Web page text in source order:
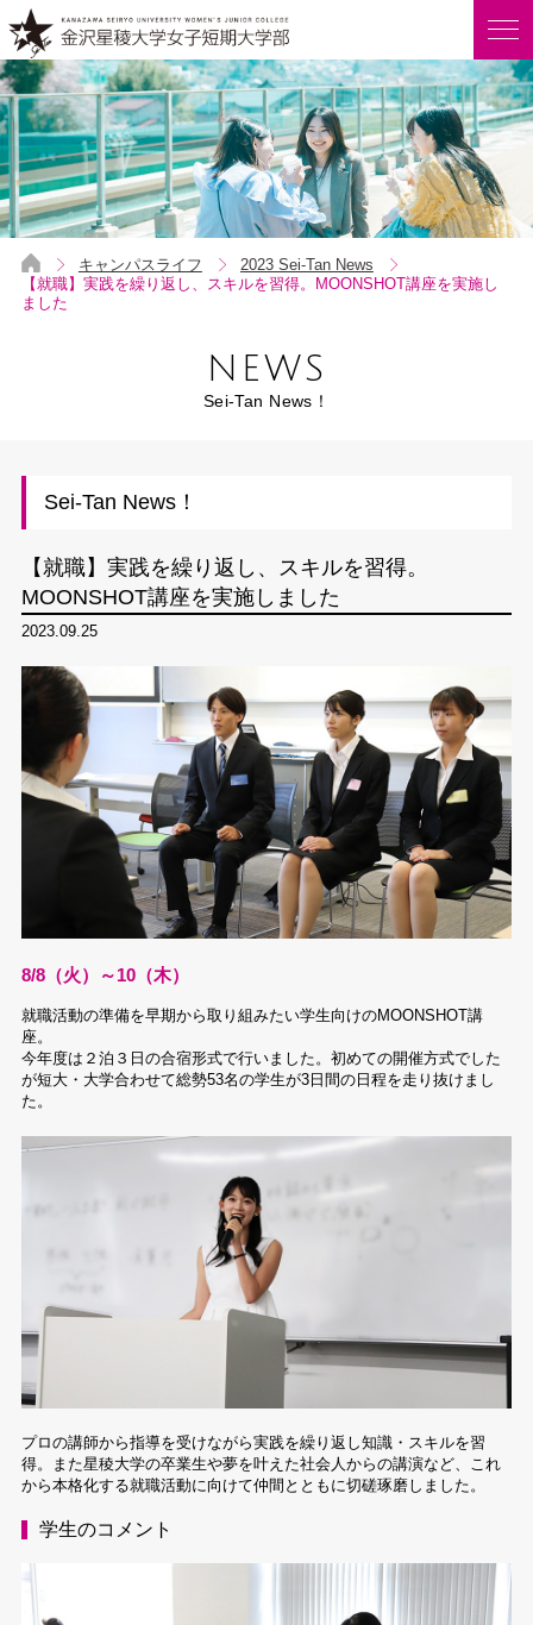
キャンパスライフ
2023 Sei-Tan News
【就職】実践を繰り返し、スキルを習得。MOONSHOT講座を実施し
ました
NEWS
Sei-Tan News！
Sei-Tan News！
【就職】実践を繰り返し、スキルを習得。
MOONSHOT講座を実施しました
2023.09.25
8/8（火）～10（木）
就職活動の準備を早期から取り組みたい学生向けのMOONSHOT講
座。
今年度は２泊３日の合宿形式で行いました。初めての開催方式でした
が短大・大学合わせて総勢53名の学生が3日間の日程を走り抜けまし
た。
プロの講師から指導を受けながら実践を繰り返し知識・スキルを習
得。また星稜大学の卒業生や夢を叶えた社会人からの講演など、これ
から本格化する就職活動に向けて仲間とともに切磋琢磨しました。
学生のコメント